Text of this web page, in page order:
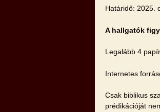
Határidő: 2025.
A hallgatók
Legalább 4
Internetes
Csak biblikus
prédikációját